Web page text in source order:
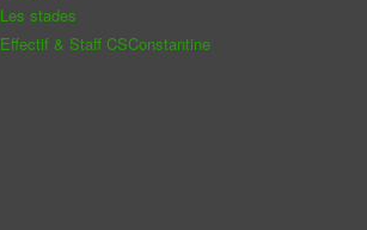
Les stades
Effectif & Staff CSConstantine